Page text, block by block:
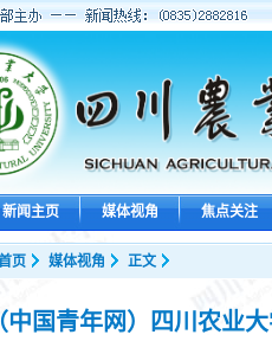
新闻主页 媒体视角 焦点关注
页 媒体视角 正文
中国青年网）四川农业